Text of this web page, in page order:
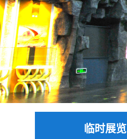
临时展览